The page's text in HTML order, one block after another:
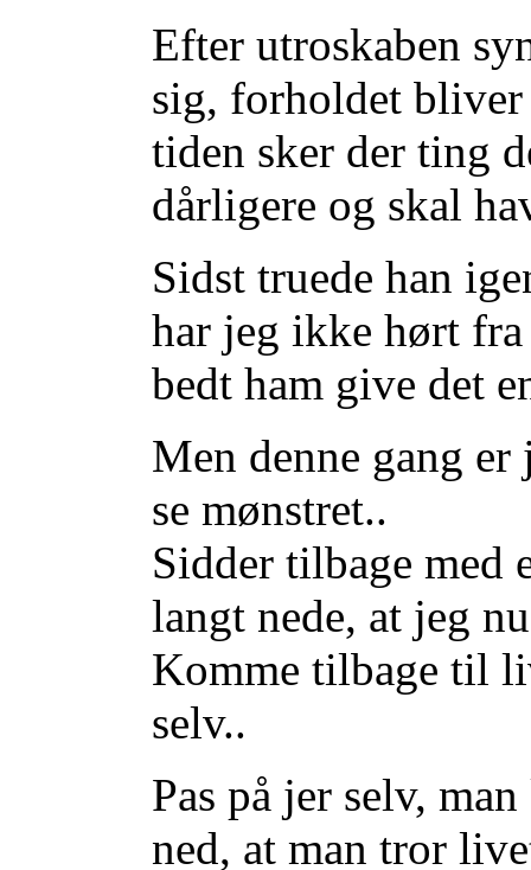
Efter utroskaben
sig, forholdet bliver
tiden sker der ting
dårligere og skal
Sidst truede han
har jeg ikke hørt
bedt ham give det
Men denne gang
se mønstret..
Sidder tilbage med
langt nede, at jeg
Komme tilbage til
selv..
Pas på jer selv,
ned, at man tror